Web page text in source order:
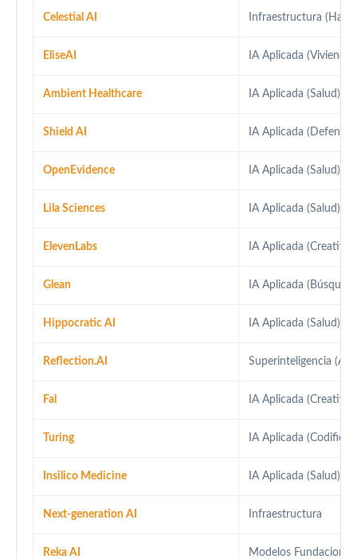
Celestial AI Infraestructura
EliseAI IA Aplicada (Vivienda)
Ambient Healthcare IA Aplicada (Salud)
Shield AI IA Aplicada (Defensa)
OpenEvidence IA Aplicada (Salud)
Lila Sciences IA Aplicada (Salud)
ElevenLabs IA Aplicada
Glean IA Aplicada
Hippocratic AI IA Aplicada (Salud)
Reflection.AI Superinteligencia
Fal IA Aplicada
Turing IA Aplicada
Insilico Medicine IA Aplicada (Salud)
Next-generation AI Infraestructura
Reka AI Modelos